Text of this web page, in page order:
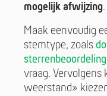
mogelijk afwijzing.
Maak eenvoudig
stemtype, zoals
sterrenbeoordeling
vraag. Vervolgens
weerstand»